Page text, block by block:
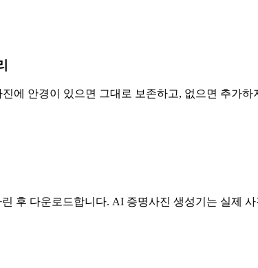
에 안경이 있으면 그대로 보존하고, 없으면 추가
후 다운로드합니다. AI 증명사진 생성기는 실제